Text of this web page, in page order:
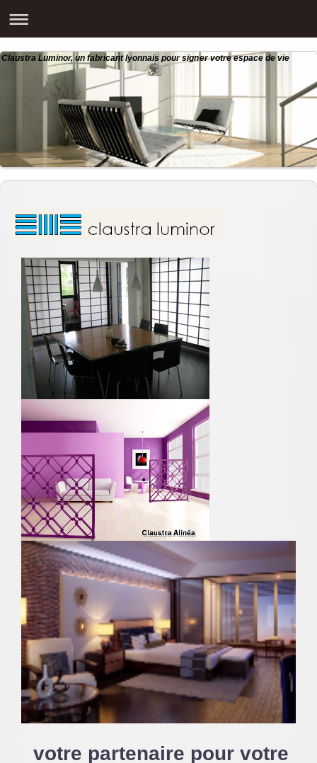
Claustra Luminor, un fabricant lyonnais pour signer votre espace de vie
votre partenaire pour votre